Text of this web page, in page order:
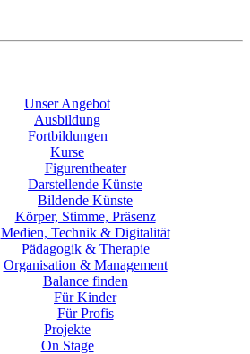
Unser Angebot
Ausbildung
Fortbildungen
Kurse
Figurentheater
Darstellende Künste
Bildende Künste
Körper, Stimme, Präsenz
Medien, Technik & Digitalität
Pädagogik & Therapie
Organisation & Management
Balance finden
Für Kinder
Für Profis
Projekte
On Stage